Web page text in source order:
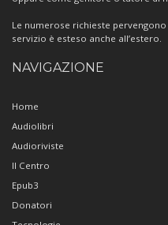
Le numerose richieste
servizio è esteso anche all’estero.
NAVIGAZIONE
Home
Audiolibri
Audioriviste
Il Centro
Epub3
Donatori